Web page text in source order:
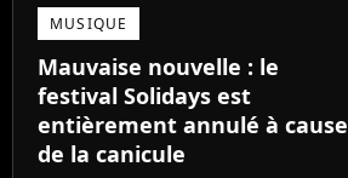
MUSIQUE
Mauvaise nouvelle : le
festival Solidays est
entièrement annulé à cause
de la canicule